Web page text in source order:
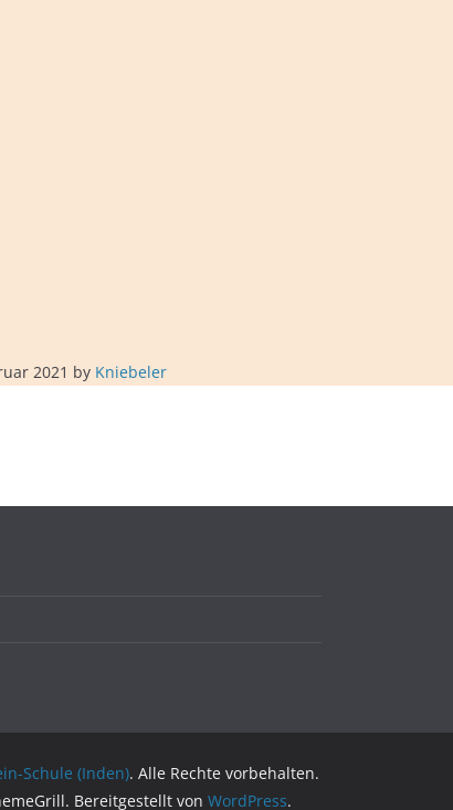
2021 by Kniebeler
Schule (Inden). Alle Rechte vorbehalten.
Bereitgestellt von WordPress.